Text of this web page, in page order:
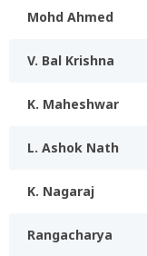
Mohd Ahmed
V. Bal Krishna
K. Maheshwar
L. Ashok Nath
K. Nagaraj
Rangacharya